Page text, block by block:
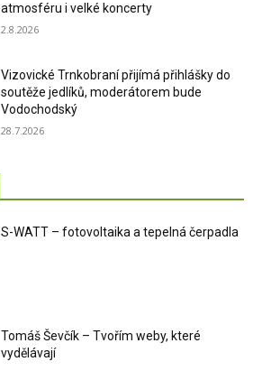
atmosféru i velké koncerty
2.8.2026
Vizovické Trnkobraní přijímá přihlášky do
soutěže jedlíků, moderátorem bude
Vodochodský
28.7.2026
S-WATT – fotovoltaika a tepelná čerpadla
Tomáš Ševčík – Tvořím weby, které
vydělávají